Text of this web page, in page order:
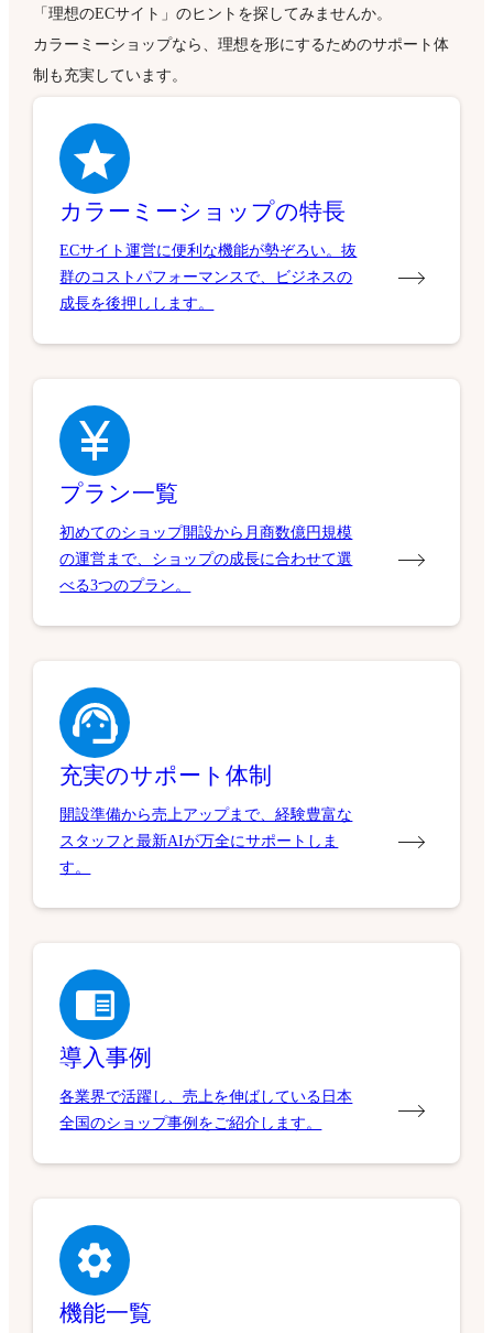
「理想のECサイト」のヒントを探してみませんか。
カラーミーショップなら、理想を形にするためのサポート体
制も充実しています。
カラーミーショップの特長
ECサイト運営に便利な機能が勢ぞろい。抜
群のコストパフォーマンスで、ビジネスの
成長を後押しします。
プラン一覧
初めてのショップ開設から月商数億円規模
の運営まで、ショップの成長に合わせて選
べる3つのプラン。
充実のサポート体制
開設準備から売上アップまで、経験豊富な
スタッフと最新AIが万全にサポートしま
す。
導入事例
各業界で活躍し、売上を伸ばしている日本
全国のショップ事例をご紹介します。
機能一覧